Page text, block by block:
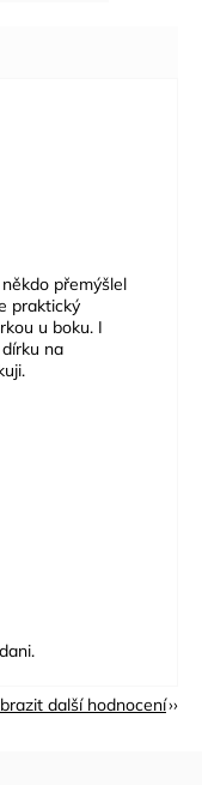
přemýšlel
praktický
u boku. I
na
další hodnocení